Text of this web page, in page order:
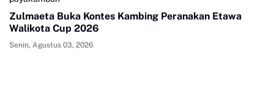
Zulmaeta Buka Kontes Kambing Peranakan Etawa
Walikota Cup 2026
Senin, Agustus 03, 2026